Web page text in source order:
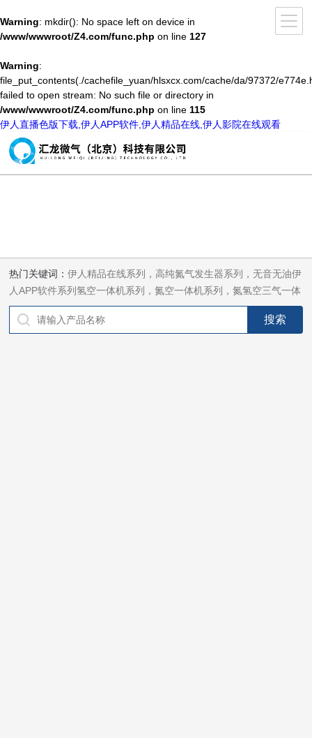
Warning: mkdir(): No space left on device in
/www/wwwroot/Z4.com/func.php on line 127
Warning:
file_put_contents(./cachefile_yuan/hlsxcx.com/cache/da/97372/
failed to open stream: No such file or directory in
/www/wwwroot/Z4.com/func.php on line 115
伊人直播色版下载,伊人APP软件,伊人精品在线,伊人影院在线观看
热门关键词：伊人精品在线系列，高纯氮气发生器系列，无音无油伊
人APP软件系列氢空一体机系列，氮空一体机系列，氮氢空三气一体
机系列，气体净化器系列，代理日本DKK-TOA水质分析，水质检测
仪器，代理南韩SitekPH/离子计，DO计，电导计，多功能计，